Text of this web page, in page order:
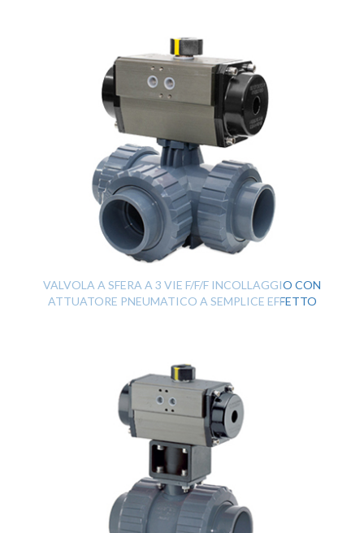
VALVOLA A SFERA A 3 VIE F/F/F INCOLLAGGIO CON
ATTUATORE PNEUMATICO A SEMPLICE EFFETTO